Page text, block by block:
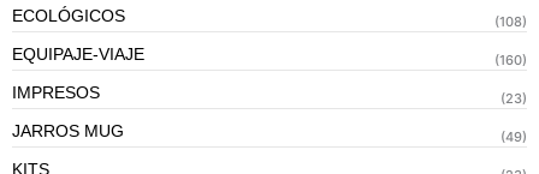
ECOLÓGICOS (108)
EQUIPAJE-VIAJE (160)
IMPRESOS (23)
JARROS MUG (49)
KITS